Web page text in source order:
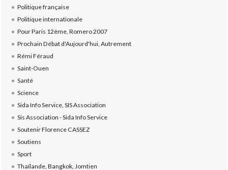
Politique française
Politique internationale
Pour Paris 12ème, Romero 2007
Prochain Débat d'Aujourd'hui, Autrement
Rémi Féraud
Saint-Ouen
Santé
Science
Sida Info Service, SIS Association
Sis Association - Sida Info Service
Soutenir Florence CASSEZ
Soutiens
Sport
Thaïlande, Bangkok, Jomtien